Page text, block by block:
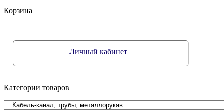
Корзина
Личный кабинет
Категории товаров